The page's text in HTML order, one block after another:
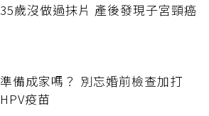
35歲沒做過抹片 產後發現子宮頸癌
準備成家嗎？ 別忘婚前檢查加打
HPV疫苗